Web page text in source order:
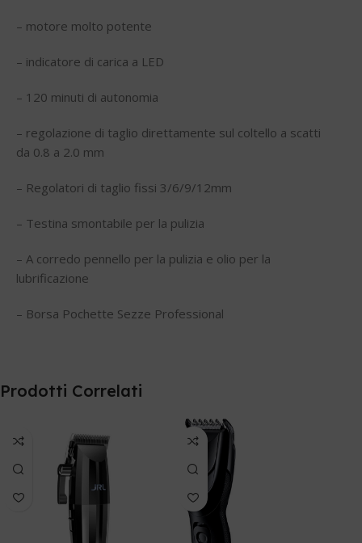
– motore molto potente
– indicatore di carica a LED
– 120 minuti di autonomia
– regolazione di taglio direttamente sul coltello a scatti
da 0.8 a 2.0 mm
– Regolatori di taglio fissi 3/6/9/12mm
– Testina smontabile per la pulizia
– A corredo pennello per la pulizia e olio per la
lubrificazione
– Borsa Pochette Sezze Professional
Prodotti Correlati